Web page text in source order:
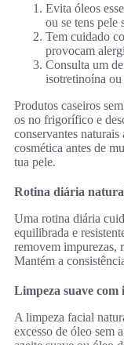
Evita óleos
ou se tens pele
Tem cuidado
provocam
Consulta um
isotretinoína ou
Produtos caseiros
os no frigorífico e
conservantes
cosmética antes de
tua pele.
Rotina diária
Uma rotina diária
equilibrada e
removem impurezas,
Mantém a
Limpeza suave
A limpeza facial
excesso de óleo sem